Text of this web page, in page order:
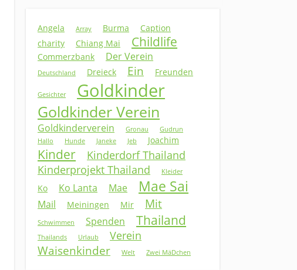
Angela Array Burma
Caption
charity
Chiang Mai Childlife
Commerzbank Der Verein
Deutschland Dreieck Ein Freunden
Gesichter Goldkinder
Goldkinder Verein
Goldkinderverein Gronau
Gudrun
Hallo
Hunde Janeke Jeb Joachim
Kinder
Kinderdorf Thailand
Kinderprojekt Thailand
Kleider
Ko Ko Lanta Mae Mae Sai
Mail Meiningen Mir Mit
Schwimmen Spenden Thailand
Thailands Urlaub Verein
Waisenkinder Welt Zwei MäDchen